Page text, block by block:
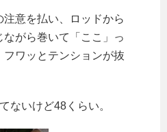
注意を払い、ロッドから
がら巻いて「ここ」っ
ワッとテンションが抜
ないけど48くらい。